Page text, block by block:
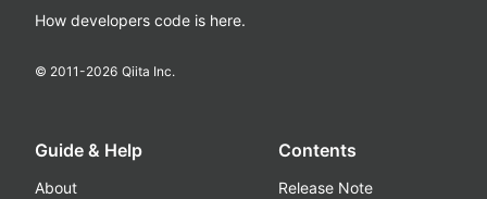
How developers code is here.
© 2011-2026 Qiita Inc.
Guide & Help
About
Contents
Release Note